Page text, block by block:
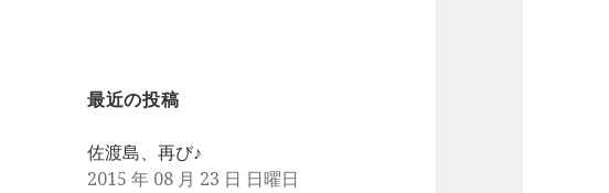
最近の投稿
佐渡島、再び♪
2015 年 08 月 23 日 日曜日